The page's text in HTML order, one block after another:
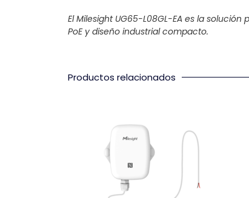
El Milesight UG65-L08GL-EA es la
PoE y diseño industrial compacto.
Productos relacionados